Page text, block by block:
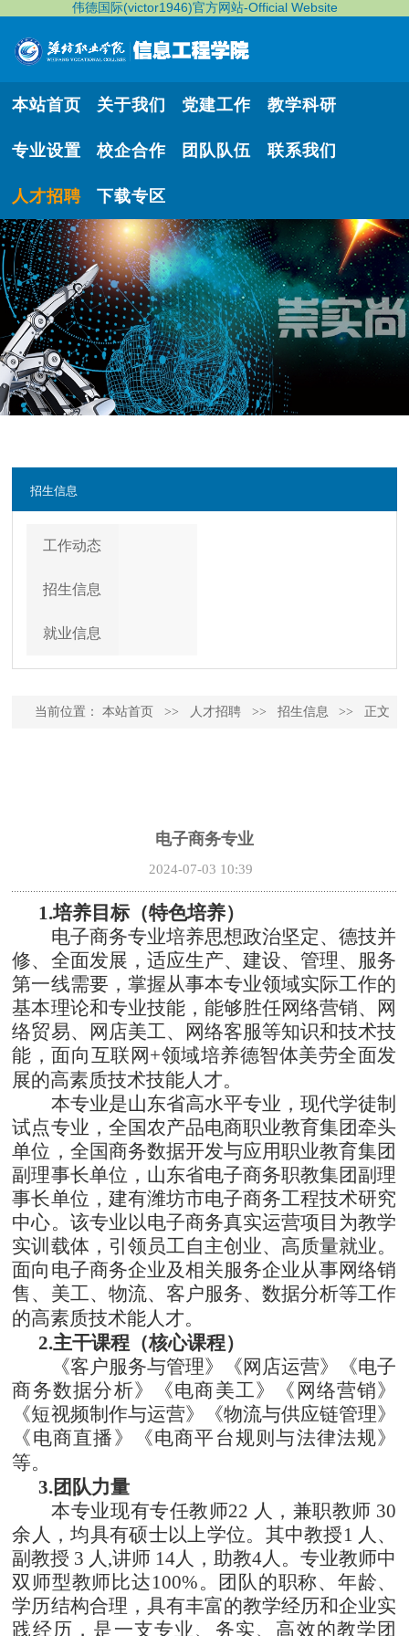
伟德国际(victor1946)官方网站-Official Website
本站首页 关于我们 党建工作 教学科研
专业设置 校企合作 团队队伍 联系我们
人才招聘 下载专区
招生信息
工作动态
招生信息
就业信息
当前位置： 本站首页 >> 人才招聘 >> 招生信息 >> 正文
电子商务专业
2024-07-03 10:39
1.培养目标（特色培养）
电子商务专业培养思想政治坚定、德技并
修、全面发展，适应生产、建设、管理、服务
第一线需要，掌握从事本专业领域实际工作的
基本理论和专业技能，能够胜任网络营销、网
络贸易、网店美工、网络客服等知识和技术技
能，面向互联网+领域培养德智体美劳全面发
展的高素质技术技能人才。
本专业是山东省高水平专业，现代学徒制
试点专业，全国农产品电商职业教育集团牵头
单位，全国商务数据开发与应用职业教育集团
副理事长单位，山东省电子商务职教集团副理
事长单位，建有潍坊市电子商务工程技术研究
中心。该专业以电子商务真实运营项目为教学
实训载体，引领员工自主创业、高质量就业。
面向电子商务企业及相关服务企业从事网络销
售、美工、物流、客户服务、数据分析等工作
的高素质技术能人才。
2.主干课程（核心课程）
《客户服务与管理》《网店运营》《电子
商务数据分析》《电商美工》《网络营销》
《短视频制作与运营》《物流与供应链管理》
《电商直播》《电商平台规则与法律法规》
等。
3.团队力量
本专业现有专任教师22 人，兼职教师 30
余人，均具有硕士以上学位。其中教授1 人、
副教授 3 人,讲师 14人，助教4人。专业教师中
双师型教师比达100%。团队的职称、年龄、
学历结构合理，具有丰富的教学经历和企业实
践经历，是一支专业、务实、高效的教学团